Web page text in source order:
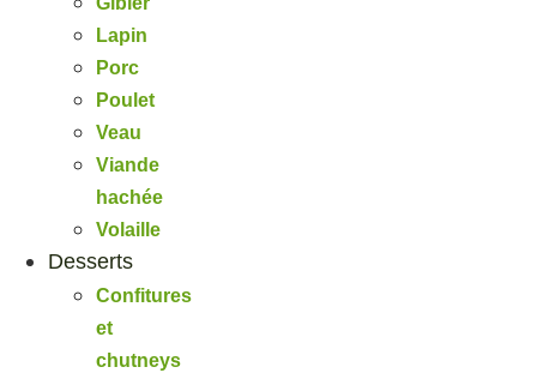
Lapin
Porc
Poulet
Veau
Viande
hachée
Volaille
Desserts
Confitures
et
chutneys